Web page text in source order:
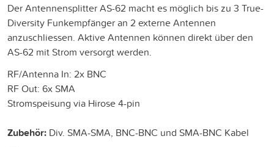
Der Antennensplitter AS-62 macht es möglich bis zu 3 True-
Diversity Funkempfänger an 2 externe Antennen
anzuschliessen. Aktive Antennen können direkt über den
AS-62 mit Strom versorgt werden.
RF/Antenna In: 2x BNC
RF Out: 6x SMA
Stromspeisung via Hirose 4-pin
Zubehör: Div. SMA-SMA, BNC-BNC und SMA-BNC Kabel